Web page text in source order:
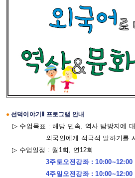
● 선덕이야기Ⅱ 프로그램 안내
▷ 수업목표 :해당 민속, 역사 탐방지에
외국인에게 적극적 말하기를
▷ 수업일정 : 월 1회 , 연 12회
3주토오전강좌: 10:00~12:00
4주일오전강좌: 10:00~12:00